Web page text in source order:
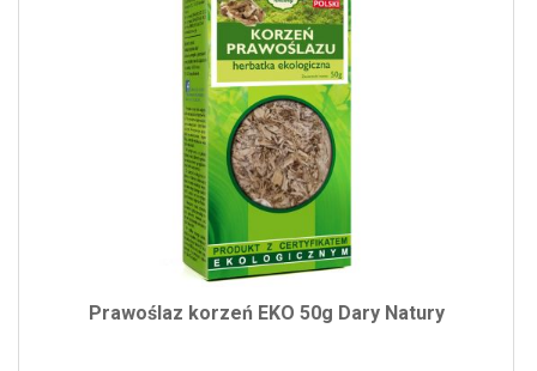
Prawoślaz korzeń EKO 50g Dary Natury